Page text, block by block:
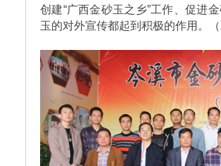
创建“广西金砂玉之乡”工作、促进
玉的对外宣传都起到积极的作用。（